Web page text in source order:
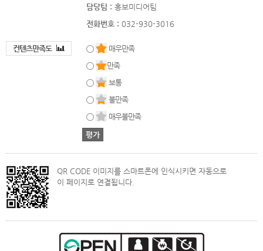
담당팀 : 홍보미디어팀
전화번호 : 032-930-3016
컨텐츠만족도
매우만족
만족
보통
불만족
매우불만족
QR CODE 이미지를 스마트폰에 인식시키면 자동으로
이 페이지로 연결됩니다.